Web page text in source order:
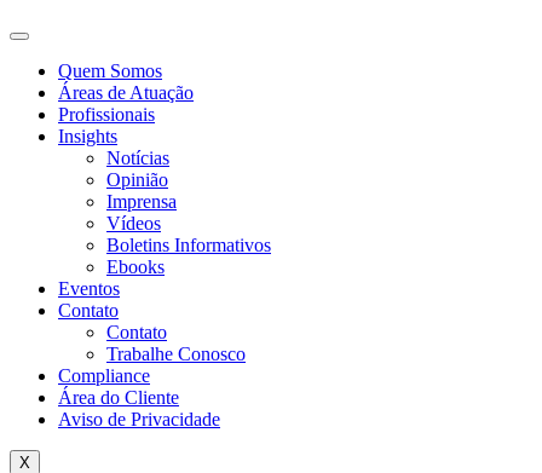
Quem Somos
Áreas de Atuação
Profissionais
Insights
Notícias
Opinião
Imprensa
Vídeos
Boletins Informativos
Ebooks
Eventos
Contato
Contato
Trabalhe Conosco
Compliance
Área do Cliente
Aviso de Privacidade
X